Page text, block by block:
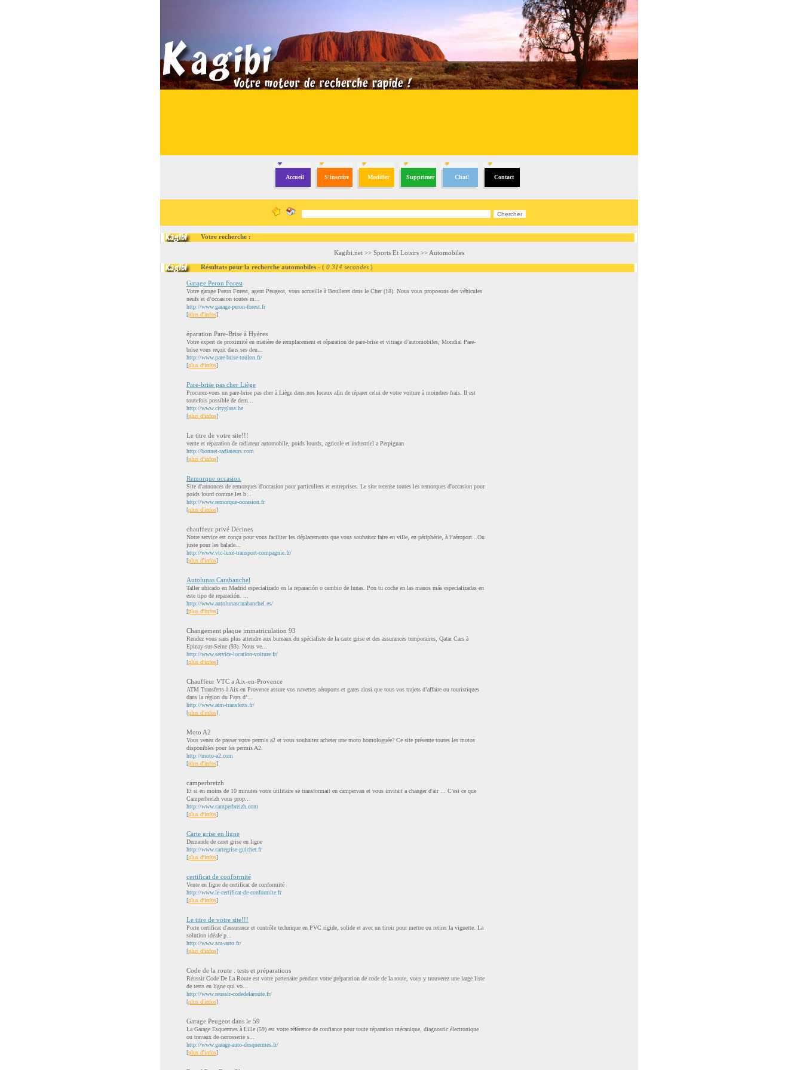
Accueil S'inscrire Modifier Supprimer Chat! Contact
Votre recherche :
Kagibi.net >> Sports Et Loisirs >> Automobiles
Résultats pour la recherche automobiles - ( 0.314 secondes )
Garage Peron Forest
Votre garage Peron Forest, agent Peugeot, vous accueille à Boulleret dans le Cher (18). Nous vous proposons des véhicules
neufs et d’occasion toutes m...
http://www.garage-peron-forest.fr
[plus d'infos]
éparation Pare-Brise à Hyères
Votre expert de proximité en matière de remplacement et réparation de pare-brise et vitrage d’automobiles, Mondial Pare-
brise vous reçoit dans ses deu...
http://www.pare-brise-toulon.fr/
[plus d'infos]
Pare-brise pas cher Liège
Procurez-vous un pare-brise pas cher à Liège dans nos locaux afin de réparer celui de votre voiture à moindres frais. Il est
toutefois possible de dem...
http://www.cityglass.be
[plus d'infos]
Le titre de votre site!!!
vente et réparation de radiateur automobile, poids lourds, agricole et industriel a Perpignan
http://bonnet-radiateurs.com
[plus d'infos]
Remorque occasion
Site d'annonces de remorques d'occasion pour particuliers et entreprises. Le site recense toutes les remorques d'occasion pour
poids lourd comme les b...
http://www.remorque-occasion.fr
[plus d'infos]
chauffeur privé Décines
Notre service est conçu pour vous faciliter les déplacements que vous souhaitez faire en ville, en périphérie, à l’aéroport...Ou
juste pour les balade...
http://www.vtc-luxe-transport-compagnie.fr/
[plus d'infos]
Autolunas Carabanchel
Taller ubicado en Madrid especializado en la reparación o cambio de lunas. Pon tu coche en las manos más especializadas en
este tipo de reparación. ...
http://www.autolunascarabanchel.es/
[plus d'infos]
Changement plaque immatriculation 93
Rendez vous sans plus attendre aux bureaux du spécialiste de la carte grise et des assurances temporaires, Qatar Cars à
Epinay-sur-Seine (93). Nous ve...
http://www.service-location-voiture.fr/
[plus d'infos]
Chauffeur VTC a Aix-en-Provence
ATM Transferts à Aix en Provence assure vos navettes aéroports et gares ainsi que tous vos trajets d’affaire ou touristiques
dans la région du Pays d’...
http://www.atm-transferts.fr/
[plus d'infos]
Moto A2
Vous venez de passer votre permis a2 et vous souhaitez acheter une moto homologuée? Ce site présente toutes les motos
disponibles pour les permis A2.
http://moto-a2.com
[plus d'infos]
camperbreizh
Et si en moins de 10 minutes votre utilitaire se transformait en campervan et vous invitait a changer d'air ... C'est ce que
Camperbreizh vous prop...
http://www.camperbreizh.com
[plus d'infos]
Carte grise en ligne
Demande de caret grise en ligne
http://www.cartegrise-guichet.fr
[plus d'infos]
certificat de conformité
Vente en ligne de certificat de conformité
http://www.le-certificat-de-conformite.fr
[plus d'infos]
Le titre de votre site!!!
Porte certificat d'assurance et contrôle technique en PVC rigide, solide et avec un tiroir pour mettre ou retirer la vignette. La
solution idéale p...
http://www.sca-auto.fr/
[plus d'infos]
Code de la route : tests et préparations
Réussir Code De La Route est votre partenaire pendant votre préparation de code de la route, vous y trouverez une large liste
de tests en ligne qui vo...
http://www.reussir-codedelaroute.fr/
[plus d'infos]
Garage Peugeot dans le 59
La Garage Esquermes à Lille (59) est votre référence de confiance pour toute réparation mécanique, diagnostic électronique
ou travaux de carrosserie s...
http://www.garage-auto-desquermes.fr/
[plus d'infos]